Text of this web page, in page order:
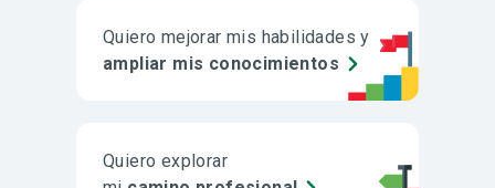
Quiero mejorar mis habilidades y
ampliar mis conocimientos
Quiero explorar